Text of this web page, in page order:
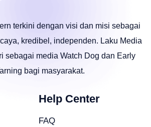
terkini dengan visi dan misi sebagai
kredibel, independen. Laku Media
sebagai media Watch Dog dan Early
bagi masyarakat.
Help Center
FAQ